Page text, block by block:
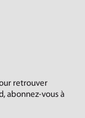
retrouver
abonnez-vous à